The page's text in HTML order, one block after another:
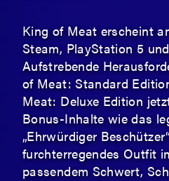
King of Meat erscheint
Steam, PlayStation 5
Aufstrebende
of Meat: Standard
Meat: Deluxe Edition
Bonus-Inhalte wie das
„Ehrwürdiger
furchterregendes Outfit
passendem Schwert,